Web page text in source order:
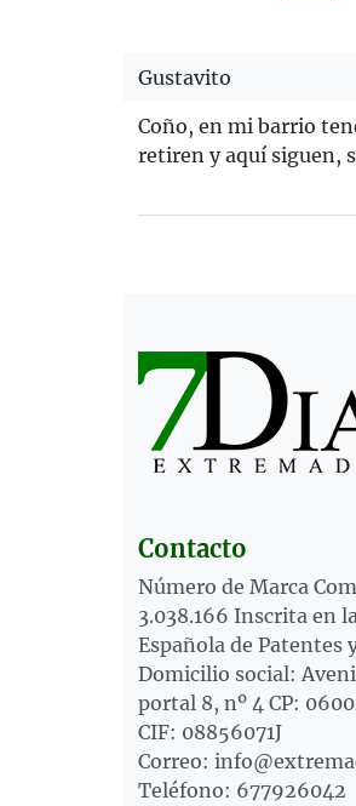
Gustavito
Coño, en mi barrio
retiren y aquí siguen,
Contacto
Número de Marca
3.038.166 Inscrita en
Española de Patentes
Domicilio social:
portal 8, nº 4 CP:
CIF: 08856071J
Correo:
Teléfono: 677926042